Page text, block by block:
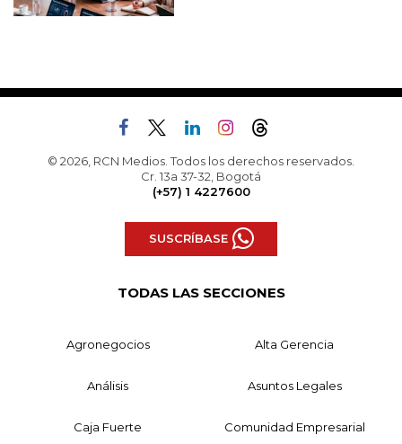
© 2026, RCN Medios. Todos los derechos reservados.
Cr. 13a 37-32, Bogotá
(+57) 1 4227600
SUSCRÍBASE
TODAS LAS SECCIONES
Agronegocios Alta Gerencia
Análisis Asuntos Legales
Caja Fuerte Comunidad Empresarial